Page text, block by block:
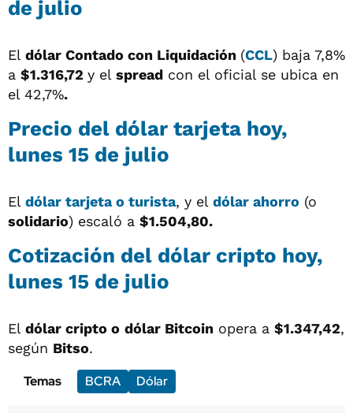
de julio
El dólar Contado con Liquidación (CCL) baja 7,8%
a $1.316,72 y el spread con el oficial se ubica en
el 42,7%.
Precio del dólar tarjeta hoy,
lunes 15 de julio
El dólar tarjeta o turista, y el dólar ahorro (o
solidario) escaló a $1.504,80.
Cotización del dólar cripto hoy,
lunes 15 de julio
El dólar cripto o dólar Bitcoin opera a $1.347,42,
según Bitso.
Temas
BCRA Dólar